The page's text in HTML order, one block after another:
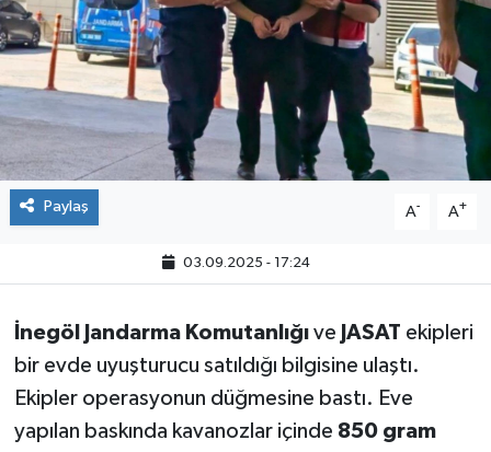
Paylaş A- A+
03.09.2025 - 17:24
İnegöl Jandarma Komutanlığı ve JASAT ekipleri
bir evde uyuşturucu satıldığı bilgisine ulaştı.
Ekipler operasyonun düğmesine bastı. Eve
yapılan baskında kavanozlar içinde 850 gram